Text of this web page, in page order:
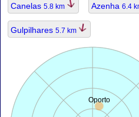
Canelas 5.8 km Azenha 6.4
Gulpilhares 5.7 km
Oporto